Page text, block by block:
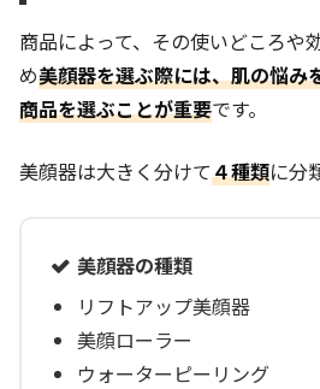
商品によって、その使いどころや
め美顔器を選ぶ際には、肌の悩み
商品を選ぶことが重要です。
美顔器は大きく分けて４種類に分
美顔器の種類
リフトアップ美顔器
美顔ローラー
ウォーターピーリング